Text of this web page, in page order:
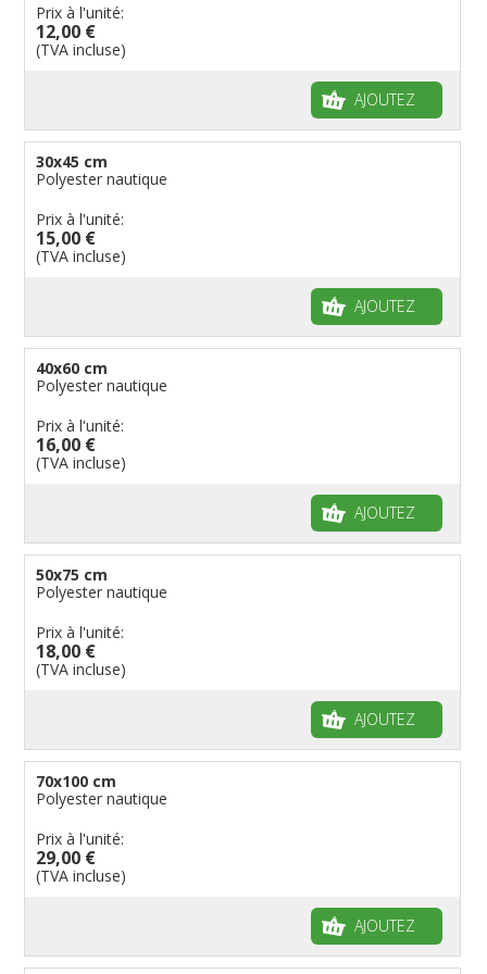
Régions reste du monde
Provinces néerlandaises
Cantons suisses
Drapeaux de courtoisie
Français
Drapeaux organisations internationales
Drapeaux publicitaires
Drapeaux groupes ethniques & nations non
Fanions personnalisés
Drapeaux à voile et à goutte
Drapeaux pirates
Drapeaux de table
Prix à l'unité:
12,00 €
(TVA incluse)
AJOUTEZ
30x45 cm
Polyester nautique
Prix à l'unité:
15,00 €
(TVA incluse)
AJOUTEZ
40x60 cm
Polyester nautique
Prix à l'unité:
16,00 €
(TVA incluse)
AJOUTEZ
50x75 cm
Polyester nautique
Prix à l'unité:
18,00 €
(TVA incluse)
AJOUTEZ
70x100 cm
Polyester nautique
Prix à l'unité:
29,00 €
(TVA incluse)
AJOUTEZ